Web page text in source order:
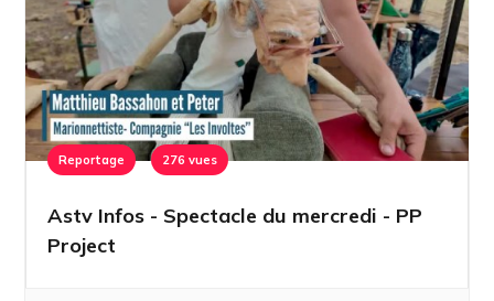
Reportage 276 vues
Astv Infos - Spectacle du mercredi - PP
Project